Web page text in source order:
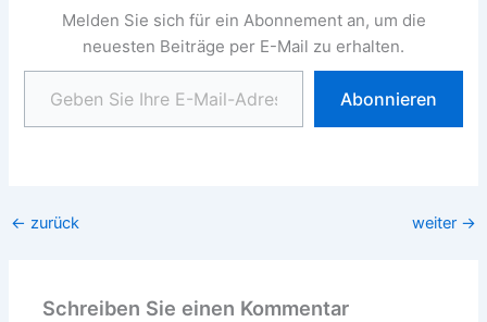
Melden Sie sich für ein Abonnement an, um die
neuesten Beiträge per E-Mail zu erhalten.
Geben Sie Ihre E-Mail-Adresse ein ...
Abonnieren
← zurück weiter →
Schreiben Sie einen Kommentar